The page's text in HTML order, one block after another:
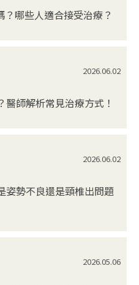
哪些人適合接受治療？
2026.06.02
師解析常見治療方式！
2026.06.02
姿勢不良還是頸椎出問題
2026.05.06